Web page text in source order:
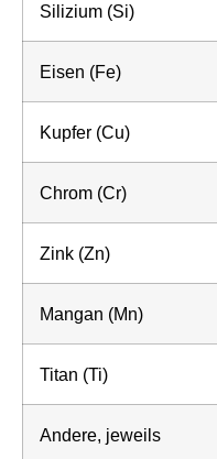
Silizium (Si)
Eisen (Fe)
Kupfer (Cu)
Chrom (Cr)
Zink (Zn)
Mangan (Mn)
Titan (Ti)
Andere, jeweils